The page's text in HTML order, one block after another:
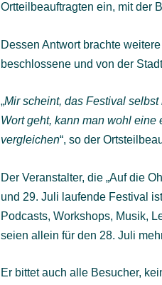
Ortteilbeauftragten ein, mit der
Dessen Antwort brachte
beschlossene und von der
„Mir scheint, das Festival
Wort geht, kann man wohl
vergleichen“, so der
Der Veranstalter, die „Auf die
und 29. Juli laufende Festival
Podcasts, Workshops, Musik,
seien allein für den 28. Juli
Er bittet auch alle Besucher,